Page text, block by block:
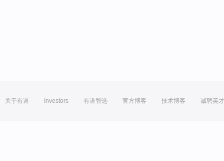
关于有道 Investors 有道智选 官方博客 技术博客 诚聘英才